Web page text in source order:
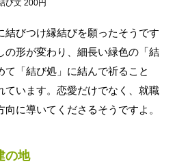
び文 200円
結びつけ縁結びを願ったそうです
の形が変わり、細長い緑色の「結
「結び処」に結んで祈ること
ています。恋愛だけでなく、就職
に導いてくださるそうですよ。
の地